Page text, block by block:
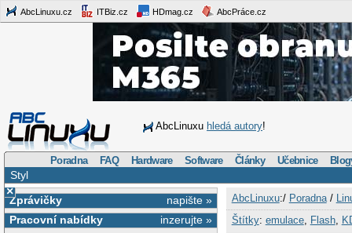
AbcLinuxu.cz ITBiz.cz HDmag.cz AbcPráce.cz
AbcLinuxu hledá autory!
Poradna FAQ Hardware Software Články Učebnice
Styl
×
napište »
Zprávičky
inzerujte »
Pracovní nabídky
AbcLinuxu:/ Poradna/
Štítky: emulace, Flash,